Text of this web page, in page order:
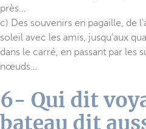
près…
c) Des souvenirs en pagaille, de
soleil avec les amis, jusqu'aux
dans le carré, en passant par les
nœuds…
6- Qui dit
bateau dit